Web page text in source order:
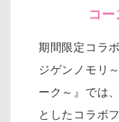
コ
期間限定コラ
ジゲンノモリ
ーク～』では
としたコラボ